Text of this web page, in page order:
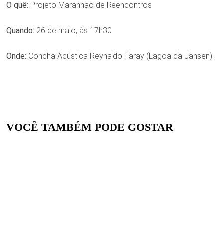
O quê: Projeto Maranhão de Reencontros
Quando: 26 de maio, às 17h30
Onde: Concha Acústica Reynaldo Faray (Lagoa da Jansen).
VOCÊ TAMBÉM PODE GOSTAR